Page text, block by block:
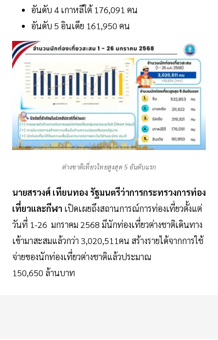
อันดับ 4 เกาหลีใต้ 176,091 คน
อันดับ 5 อินเดีย 161,950 คน
ต่างชาติเที่ยวไทยสูงสุด 5 อันดับแรก
นายสรวงศ์ เทียนทอง รัฐมนตรีว่าการกระทรวงการท่อง
เที่ยวและกีฬา เปิดเผยถึงสถานการณ์การท่องเที่ยวตั้งแต่
วันที่ 1-26 มกราคม 2568 มีนักท่องเที่ยวต่างชาติเดินทาง
เข้ามาสะสมแล้วกว่า 3,020,511คน สร้างรายได้จากการใช้
จ่ายของนักท่องเที่ยวต่างชาติแล้วประมาณ
150,650 ล้านบาท